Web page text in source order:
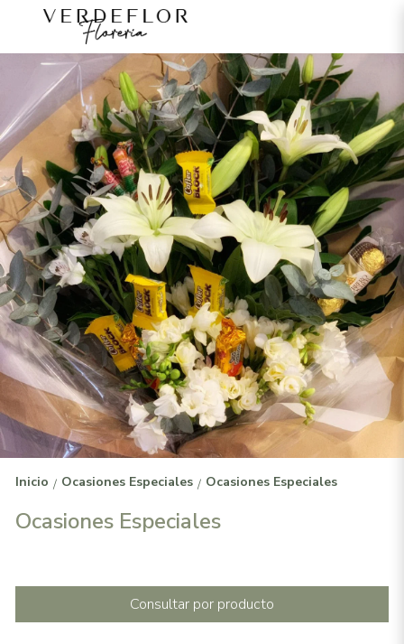
Inicio / Ocasiones Especiales / Ocasiones Especiales
Ocasiones Especiales
Consultar por producto